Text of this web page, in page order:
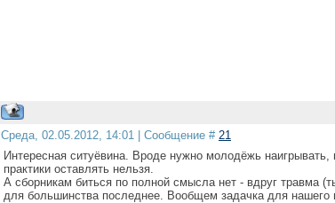
Среда, 02.05.2012, 14:01 | Сообщение # 21
Интересная ситуёвина. Вроде нужно молодёжь наигрывать,
практики оставлять нельзя.
А сборникам биться по полной смысла нет - вдруг травма
для большинства последнее. Вообщем задачка для нашего